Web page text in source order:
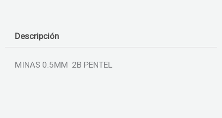
Descripción
MINAS 0.5MM 2B PENTEL